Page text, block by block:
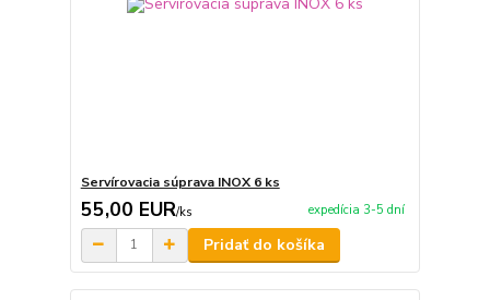
Servírovacia súprava INOX 6 ks
55,00 EUR/ks expedícia 3-5 dní
Pridať do košíka